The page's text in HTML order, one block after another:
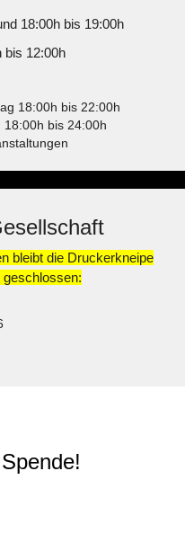
18:00h bis 19:00h
bis 12:00h
18:00h bis 22:00h
bis 24:00h
bleibt die Druckerkneipe
geschlossen: